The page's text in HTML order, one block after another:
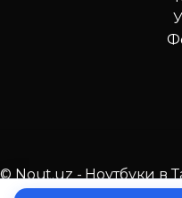
© Nout.uz - Ноутбуки в